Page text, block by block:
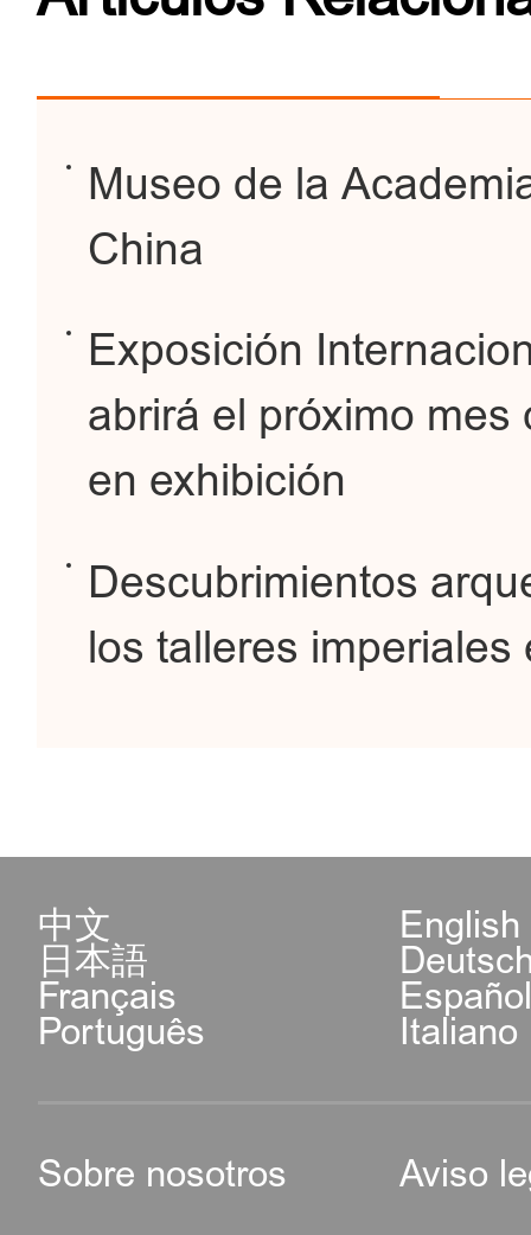
Museo de la
China
Exposición
abrirá el próximo
en exhibición
Descubrimientos
los talleres
中文 English
日本語
Français
Português Italiano
Sobre nosotros Aviso